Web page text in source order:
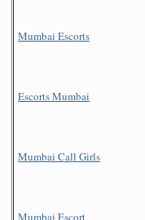
Mumbai Escorts
Escorts Mumbai
Mumbai Call Girls
Mumbai Escort